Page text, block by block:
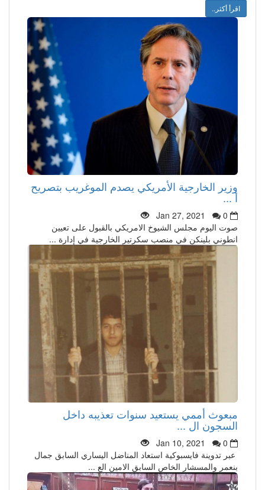
اقرأ أكثر..
وزير الخارجية الأمريكي يصدم الموغريب بتصريح
أ ...
Jan 27, 2021
0
صوت اليوم مجلس الشيوخ الامريكي بالقبول على تعيين
انطوني بلينكن في منصب سكرتير الخارجية في إدارة ...
مبعوث أممي يستعيد سنوات تعذيبه داخل
السجون ال ...
Jan 10, 2021
0
عبر تدوينة فايسبوكية استعاد المناضل اليساري السابق جمال
بنعمر والمسشار الخاص السابق الامين الع ...